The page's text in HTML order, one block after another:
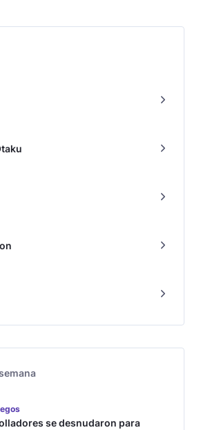
se desnudaron para